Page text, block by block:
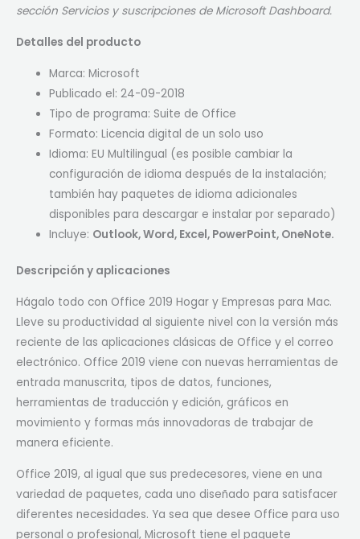
sección Servicios y suscripciones de Microsoft Dashboard.
Detalles del producto
Marca: Microsoft
Publicado el: 24-09-2018
Tipo de programa: Suite de Office
Formato: Licencia digital de un solo uso
Idioma: EU Multilingual (es posible cambiar la
configuración de idioma después de la instalación;
también hay paquetes de idioma adicionales
disponibles para descargar e instalar por separado)
Incluye: Outlook, Word, Excel, PowerPoint, OneNote.
Descripción y aplicaciones
Hágalo todo con Office 2019 Hogar y Empresas para Mac.
Lleve su productividad al siguiente nivel con la versión más
reciente de las aplicaciones clásicas de Office y el correo
electrónico. Office 2019 viene con nuevas herramientas de
entrada manuscrita, tipos de datos, funciones,
herramientas de traducción y edición, gráficos en
movimiento y formas más innovadoras de trabajar de
manera eficiente.
Office 2019, al igual que sus predecesores, viene en una
variedad de paquetes, cada uno diseñado para satisfacer
diferentes necesidades. Ya sea que desee Office para uso
personal o profesional, Microsoft tiene el paquete